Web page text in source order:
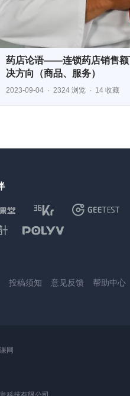
药店论语——连锁药店销售额
决方向（商品、服务）
2023-09-04 2324 浏览 14 收藏
投稿须知 意见反馈 帮助中心
网